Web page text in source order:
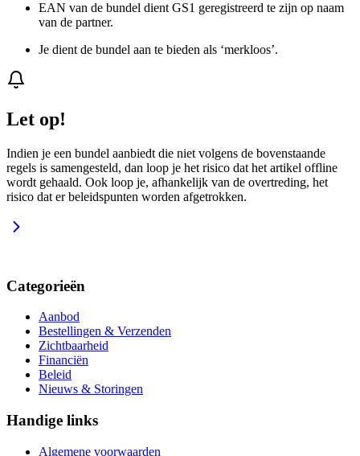
EAN van de bundel dient GS1 geregistreerd te zijn op naam
van de partner.
Je dient de bundel aan te bieden als ‘merkloos’.
Let op!
Indien je een bundel aanbiedt die niet volgens de bovenstaande
regels is samengesteld, dan loop je het risico dat het artikel offline
wordt gehaald. Ook loop je, afhankelijk van de overtreding, het
risico dat er beleidspunten worden afgetrokken.
Categorieën
Aanbod
Bestellingen & Verzenden
Zichtbaarheid
Financiën
Beleid
Nieuws & Storingen
Handige links
Algemene voorwaarden